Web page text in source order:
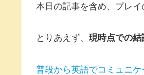
本日の記事を含め、プレイ
とりあえず、 現時点での結
普段から英語でコミュニケ